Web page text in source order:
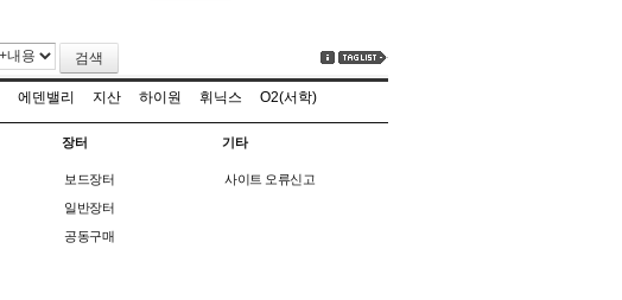
검색
에덴밸리 지산 하이원 휘닉스 O2(서학)
장터
보드장터
일반장터
공동구매
기타
사이트 오류신고